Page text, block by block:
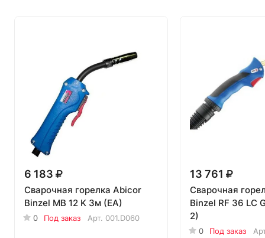
6 183
Сварочная горелка Abicor
Binzel MB 12 K 3м (EA)
0 Под заказ Арт. 001.D060
13 761
Сварочная
Binzel RF 36 LC
2)
0 Под заказ